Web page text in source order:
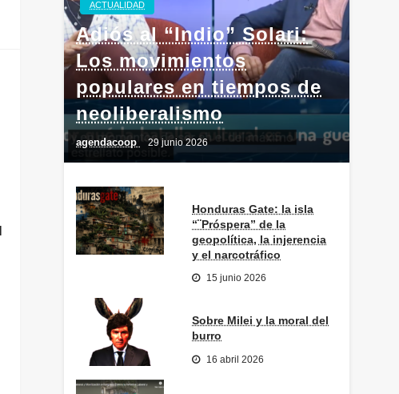
ACTUALIDAD
Adiós al “Indio” Solari:
Los movimientos
populares en tiempos de
neoliberalismo
agendacoop 29 junio 2026
Honduras Gate: la isla
“¨Próspera” de la
geopolítica, la injerencia
y el narcotráfico
15 junio 2026
Sobre Milei y la moral del
burro
16 abril 2026